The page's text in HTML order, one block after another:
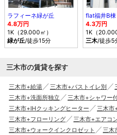
ラフィーネ緑が丘
4.8万円
1K（29.000㎡）
緑が丘/徒歩15分
flat福井B棟
4.3万円
1K（
三木/徒歩5
三木市の賃貸を探す
三木市+給湯 三木市+バストイレ別
三木市+洗面所独立
三木市+シャワー
三木市+IHクッキングヒーター
三木市
三木市+フローリング
三木市+エアコ
三木市+ウォークインクロゼット
三木